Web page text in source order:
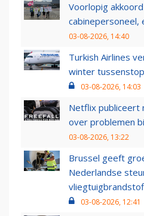
Voorlopig
cabinepersoneel,
03-08-2026, 14:40
Turkish Airlines
winter
03-08-2026, 14:03
Netflix publiceert
over problemen
03-08-2026, 13:22
Brussel geeft
Nederlandse
03-08-2026, 12:41